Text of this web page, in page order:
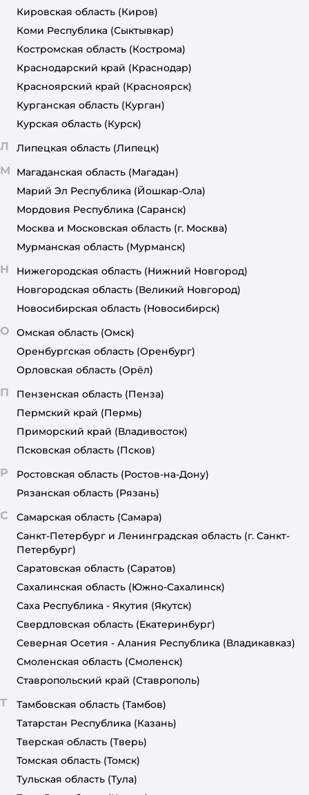
Кировская область (Киров)
Коми Республика (Сыктывкар)
Костромская область (Кострома)
Краснодарский край (Краснодар)
Красноярский край (Красноярск)
Курганская область (Курган)
Курская область (Курск)
Л Липецкая область (Липецк)
М Магаданская область (Магадан)
Марий Эл Республика (Йошкар-Ола)
Мордовия Республика (Саранск)
Москва и Московская область (г. Москва)
Мурманская область (Мурманск)
Н Нижегородская область (Нижний Новгород)
Новгородская область (Великий Новгород)
Новосибирская область (Новосибирск)
О Омская область (Омск)
Оренбургская область (Оренбург)
Орловская область (Орёл)
П Пензенская область (Пенза)
Пермский край (Пермь)
Приморский край (Владивосток)
Псковская область (Псков)
Р Ростовская область (Ростов-на-Дону)
Рязанская область (Рязань)
С Самарская область (Самара)
Санкт-Петербург и Ленинградская область (г. Санкт-
Петербург)
Саратовская область (Саратов)
Сахалинская область (Южно-Сахалинск)
Саха Республика - Якутия (Якутск)
Свердловская область (Екатеринбург)
Северная Осетия - Алания Республика (Владикавказ)
Смоленская область (Смоленск)
Ставропольский край (Ставрополь)
Т Тамбовская область (Тамбов)
Татарстан Республика (Казань)
Тверская область (Тверь)
Томская область (Томск)
Тульская область (Тула)